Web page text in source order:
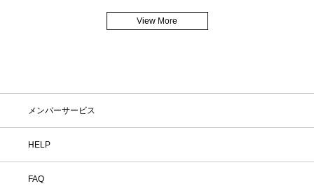
View More
メンバーサービス
HELP
FAQ